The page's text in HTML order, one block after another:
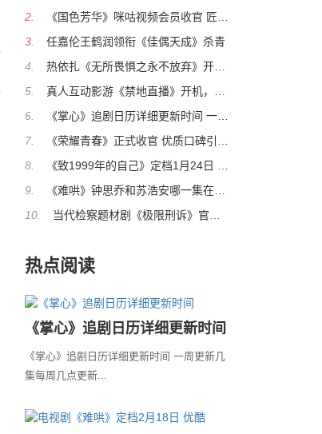
2.
《国色芳华》咪咕视频会员收官 匠心之作
3.
任嘉伦王鹤润领衔《佳偶天成》杀青
4.
热依扎《无所畏惧之永不放弃》开播 罗英
5.
真人互动影游《禁地直播》开机，创新模
6.
《掌心》追剧日历详细更新时间 一周更新
7.
《荣耀青春》正式收官 优质口碑引观剧热
8.
《致1999年的自己》定档1月24日 李昀锐黄
9.
《难哄》钟思乔和苏浩安哪一集在一起
10.
当代检察题材剧《极限刑诉》官宣杀青
热点阅读
《掌心》追剧日历详细更新时间
《掌心》追剧日历详细更新时间 一周更新几
集每周几点更新...